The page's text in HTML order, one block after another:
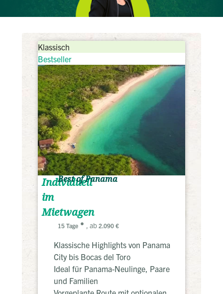
Klassisch
Bestseller
Individuell
im
Mietwagen
Best of Panama
15 Tage , ab 2.090 €
Klassische Highlights von Panama
City bis Bocas del Toro
Ideal für Panama-Neulinge, Paare
und Familien